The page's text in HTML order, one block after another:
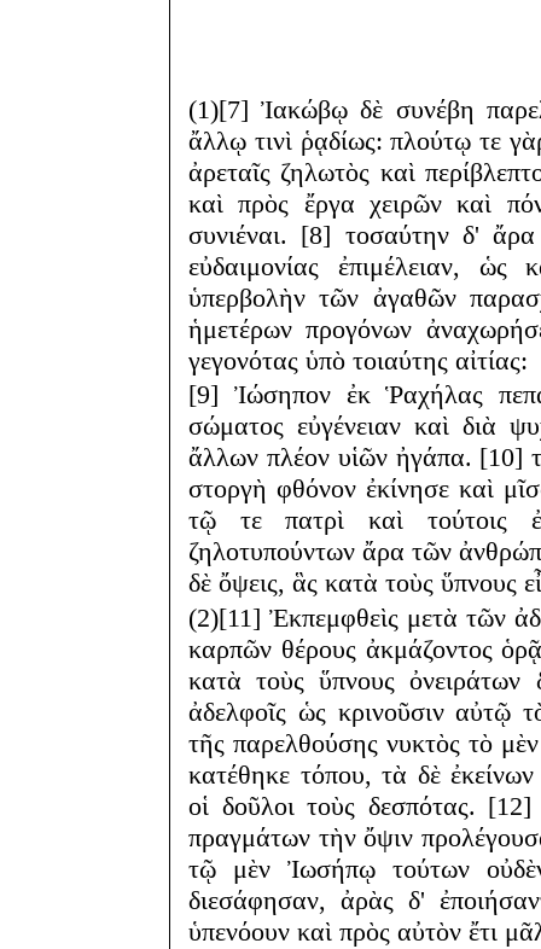
(1)[7] Ἰακώβῳ δὲ συνέβη
ἄλλῳ τινὶ ῥᾳδίως: πλούτῳ τε
ἀρεταῖς ζηλωτὸς καὶ
καὶ πρὸς ἔργα χειρῶν καὶ
συνιέναι. [8] τοσαύτην δ'
εὐδαιμονίας ἐπιμέλειαν,
ὑπερβολὴν τῶν ἀγαθῶν
ἡμετέρων προγόνων
γεγονότας ὑπὸ τοιαύτης αἰτίας:
[9] Ἰώσηπον ἐκ Ῥαχήλας
σώματος εὐγένειαν καὶ διὰ
ἄλλων πλέον υἱῶν ἠγάπα. [10]
στοργὴ φθόνον ἐκίνησε καὶ
τῷ τε πατρὶ καὶ τούτοις
ζηλοτυπούντων ἄρα τῶν
δὲ ὄψεις, ἃς κατὰ τοὺς ὕπνους
(2)[11] Ἐκπεμφθεὶς μετὰ τῶν
καρπῶν θέρους ἀκμάζοντος
κατὰ τοὺς ὕπνους ὀνειράτων
ἀδελφοῖς ὡς κρινοῦσιν αὐτῷ
τῆς παρελθούσης νυκτὸς τὸ
κατέθηκε τόπου, τὰ δὲ
οἱ δοῦλοι τοὺς δεσπότας.
πραγμάτων τὴν ὄψιν
τῷ μὲν Ἰωσήπῳ τούτων
διεσάφησαν, ἀρὰς δ'
ὑπενόουν καὶ πρὸς αὐτὸν ἔτι